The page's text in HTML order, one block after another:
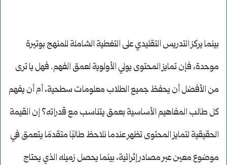
بينما يركز التدريس التقليدي على التغطية الشاملة للمنهج بوتيرة
موحدة، فإن تمايز المحتوى يولي الأولوية لعمق الفهم. فهل يا ترى
من الأفضل أن يحفظ جميع الطلاب معلومات سطحية، أم أن يفهم
كل طالب المفاهيم الأساسية بعمق يتناسب مع قدراته؟ إن القيمة
الحقيقية لتمايز المحتوى تظهر عندما نلاحظ طالبًا متقدمًا يتعمق في
موضوع معين عبر مصادر إثرائية، بينما يحصل زميله الذي يحتاج